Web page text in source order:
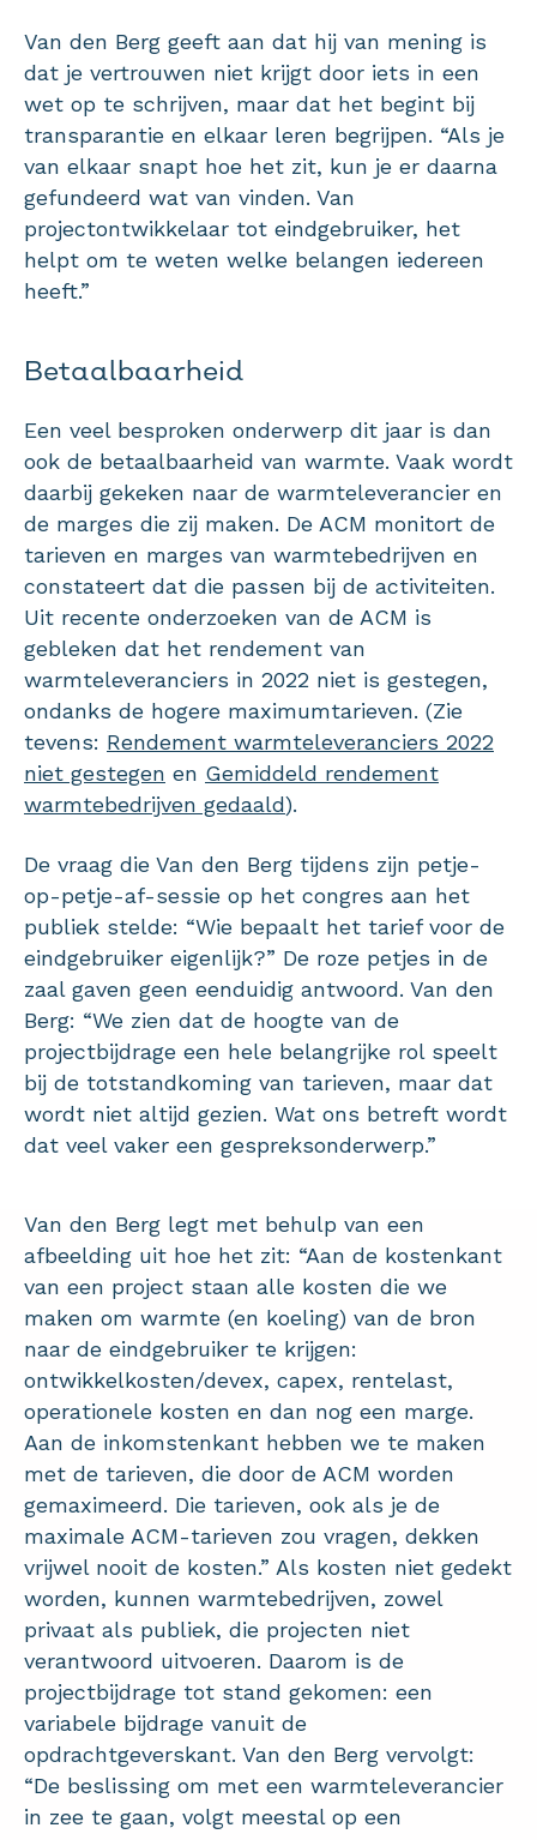
Van den Berg geeft aan dat hij van mening is
dat je vertrouwen niet krijgt door iets in een
wet op te schrijven, maar dat het begint bij
transparantie en elkaar leren begrijpen. “Als je
van elkaar snapt hoe het zit, kun je er daarna
gefundeerd wat van vinden. Van
projectontwikkelaar tot eindgebruiker, het
helpt om te weten welke belangen iedereen
heeft.”
Betaalbaarheid
Een veel besproken onderwerp dit jaar is dan
ook de betaalbaarheid van warmte. Vaak wordt
daarbij gekeken naar de warmteleverancier en
de marges die zij maken. De ACM monitort de
tarieven en marges van warmtebedrijven en
constateert dat die passen bij de activiteiten.
Uit recente onderzoeken van de ACM is
gebleken dat het rendement van
warmteleveranciers in 2022 niet is gestegen,
ondanks de hogere maximumtarieven. (Zie
tevens: Rendement warmteleveranciers 2022
niet gestegen en Gemiddeld rendement
warmtebedrijven gedaald).
De vraag die Van den Berg tijdens zijn petje-
op-petje-af-sessie op het congres aan het
publiek stelde: “Wie bepaalt het tarief voor de
eindgebruiker eigenlijk?” De roze petjes in de
zaal gaven geen eenduidig antwoord. Van den
Berg: “We zien dat de hoogte van de
projectbijdrage een hele belangrijke rol speelt
bij de totstandkoming van tarieven, maar dat
wordt niet altijd gezien. Wat ons betreft wordt
dat veel vaker een gespreksonderwerp.”
Van den Berg legt met behulp van een
afbeelding uit hoe het zit: “Aan de kostenkant
van een project staan alle kosten die we
maken om warmte (en koeling) van de bron
naar de eindgebruiker te krijgen:
ontwikkelkosten/devex, capex, rentelast,
operationele kosten en dan nog een marge.
Aan de inkomstenkant hebben we te maken
met de tarieven, die door de ACM worden
gemaximeerd. Die tarieven, ook als je de
maximale ACM-tarieven zou vragen, dekken
vrijwel nooit de kosten.” Als kosten niet gedekt
worden, kunnen warmtebedrijven, zowel
privaat als publiek, die projecten niet
verantwoord uitvoeren. Daarom is de
projectbijdrage tot stand gekomen: een
variabele bijdrage vanuit de
opdrachtgeverskant. Van den Berg vervolgt:
“De beslissing om met een warmteleverancier
in zee te gaan, volgt meestal op een